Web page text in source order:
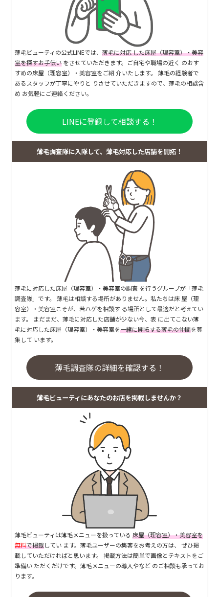
薄毛ビューティの公式LINEでは、 薄毛に対応 した床屋（理容室）・美容
室を探すお手伝い をさせていただきます。ご自宅や職場の近く のおす
すめの床屋（理容室）・美容室をご紹 介いたします。 薄毛の経験者で
あるスタッフが丁寧にやりと りさせていただきますので、薄毛の相談含
め お気軽にご連絡ください。
LINEに登録して相談する！
薄毛調査隊に入隊して、薄毛対応した店舗を開拓！
薄毛に対応した床屋（理容室）・美容室の調査 を行うグループが「薄毛
調査隊」です。 薄毛は相談する場所がありません。私たちは床 屋（理
容室）・美容室こそが、若ハゲを相談す る場所として最適だと考えてい
ます。 まだまだ、薄毛に対応した店舗が少ない今、表 に出てこない薄
毛に対応した床屋（理容室）・美容室を一緒に開拓する薄毛の仲間を募
集して います。
薄毛調査隊の詳細を確認する！
薄毛ビューティにあなたのお店を掲載しませんか？
薄毛ビューティは薄毛メニューを扱っている 床屋（理容室）・美容室を
無料で掲載してい ます。薄毛ユーザーの集客をお考えの方は、 ぜひ掲
載していただければと思います。 掲載方法は簡単で画像とテキストをご
準備い ただくだけです。薄毛メニューの導入やなど のご相談も承ってお
ります。